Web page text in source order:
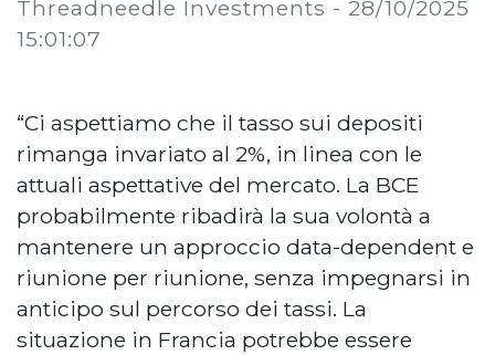
Threadneedle Investments - 28/10/2025
15:01:07
“Ci aspettiamo che il tasso sui depositi
rimanga invariato al 2%, in linea con le
attuali aspettative del mercato. La BCE
probabilmente ribadirà la sua volontà a
mantenere un approccio data-dependent e
riunione per riunione, senza impegnarsi in
anticipo sul percorso dei tassi. La
situazione in Francia potrebbe essere